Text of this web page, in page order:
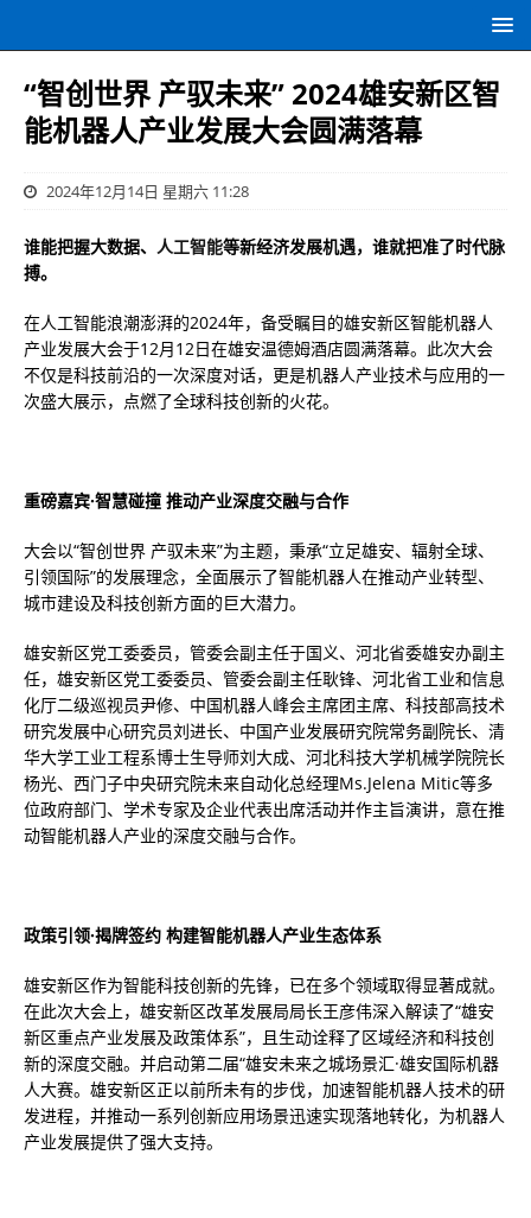
“智创世界 产驭未来” 2024雄安新区智
能机器人产业发展大会圆满落幕
2024年12月14日 星期六 11:28
谁能把握大数据、 人工智能等新经济发展机遇，谁就把准了时代脉
搏。
在人工智能浪潮澎湃的2024年，备受瞩目的雄安新区智能机器人
产业发展大会于12月12日在雄安温德姆酒店圆满落幕。此次大会
不仅是科技前沿的一次深度对话，更是机器人产业技术与应用的一
次盛大展示，点燃了全球科技创新的火花。
重磅嘉宾·智慧碰撞 推动产业深度交融与合作
大会以“智创世界 产驭未来”为主题，秉承“立足雄安、辐射全球、
引领国际”的发展理念，全面展示了智能机器人在推动产业转型、
城市建设及科技创新方面的巨大潜力。
雄安新区党工委委员，管委会副主任于国义、河北省委雄安办副主
任，雄安新区党工委委员、管委会副主任耿锋、河北省工业和信息
化厅二级巡视员尹修、中国机器人峰会主席团主席、科技部高技术
研究发展中心研究员刘进长、中国产业发展研究院常务副院长、清
华大学工业工程系博士生导师刘大成、河北科技大学机械学院院长
杨光、西门子中央研究院未来自动化总经理Ms.Jelena Mitic等多
位政府部门、学术专家及企业代表出席活动并作主旨演讲，意在推
动智能机器人产业的深度交融与合作。
政策引领·揭牌签约 构建智能机器人产业生态体系
雄安新区作为智能科技创新的先锋，已在多个领域取得显著成就。
在此次大会上，雄安新区改革发展局局长王彦伟深入解读了“雄安
新区重点产业发展及政策体系”，且生动诠释了区域经济和科技创
新的深度交融。并启动第二届“雄安未来之城场景汇·雄安国际机器
人大赛。雄安新区正以前所未有的步伐，加速智能机器人技术的研
发进程，并推动一系列创新应用场景迅速实现落地转化，为机器人
产业发展提供了强大支持。